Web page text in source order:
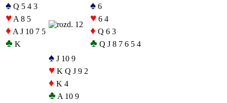
♠ Q 5 4 3
♥ A 8 5
♦ A J 10 7 5
♣ K
♠ 6
♥ 6 4
♦ Q 6 3
♣ Q J 8 7 6 5 4
♠ J 10 9
♥ K Q J 9 2
♦ K 4
♣ A 10 9